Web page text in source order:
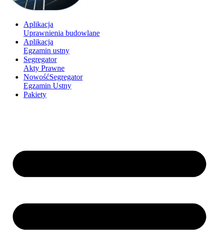
Aplikacja
Uprawnienia budowlane
Aplikacja
Egzamin ustny
Segregator
Akty Prawne
NowośćSegregator
Egzamin Ustny
Pakiety